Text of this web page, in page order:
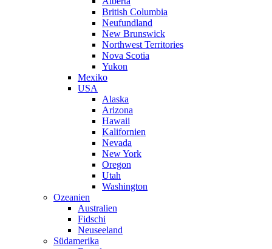
British Columbia
Neufundland
New Brunswick
Northwest Territories
Nova Scotia
Yukon
Mexiko
USA
Alaska
Arizona
Hawaii
Kalifornien
Nevada
New York
Oregon
Utah
Washington
Ozeanien
Australien
Fidschi
Neuseeland
Südamerika